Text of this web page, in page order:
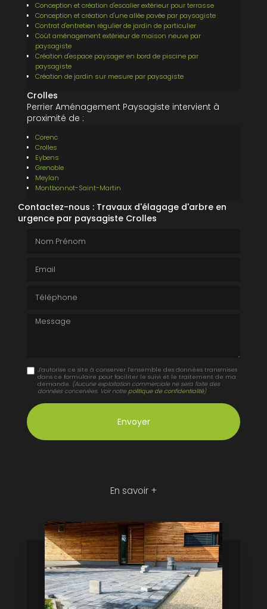
Conception et création d'escalier extérieur pour terrasse
Conception et création d'une allée pavée par paysagiste
Contrat d'entretien régulier de jardin de particulier
Coût aménagement extérieur de maison neuve par
paysagiste
Création d'espace paysager en bord de piscine par
paysagiste
Création de jardin sur mesure par paysagiste
Crolles
Perrier Aménagement Paysagiste intervient à
proximité de :
Corenc
Crolles
Eybens
Grenoble
Meylan
Montbonnot-Saint-Martin
Contactez-nous : Travaux d'élagage d'arbre en
urgence par paysagiste Crolles
Message
J'autorise ce site à conserver l'ensemble des données transmises
dans ce formulaire pour faciliter le suivi et le traitement de ma
demande. (Aucune exploitation commerciale ne sera faite des
données concervées. Voir notre politique de confidentialité)
En savoir +